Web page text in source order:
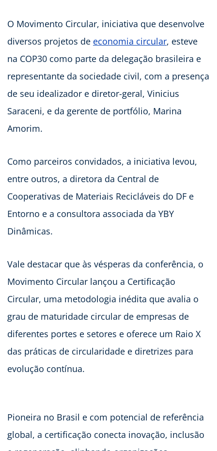
O Movimento Circular, iniciativa que desenvolve
diversos projetos de economia circular, esteve
na COP30 como parte da delegação brasileira e
representante da sociedade civil, com a presença
de seu idealizador e diretor-geral, Vinicius
Saraceni, e da gerente de portfólio, Marina
Amorim.
Como parceiros convidados, a iniciativa levou,
entre outros, a diretora da Central de
Cooperativas de Materiais Recicláveis do DF e
Entorno e a consultora associada da YBY
Dinâmicas.
Vale destacar que às vésperas da conferência, o
Movimento Circular lançou a Certificação
Circular, uma metodologia inédita que avalia o
grau de maturidade circular de empresas de
diferentes portes e setores e oferece um Raio X
das práticas de circularidade e diretrizes para
evolução contínua.
Pioneira no Brasil e com potencial de referência
global, a certificação conecta inovação, inclusão